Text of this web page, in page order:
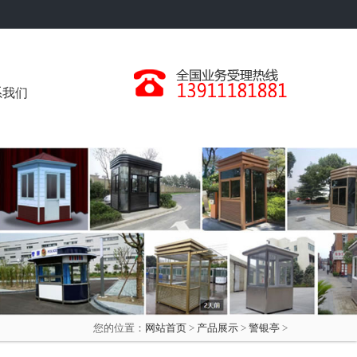
们
您的位置： 网站首页 > 产品展示 > 警银亭 >